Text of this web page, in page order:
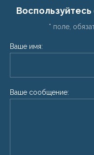
* поле,
Ваше имя:
Ваше сообщение: